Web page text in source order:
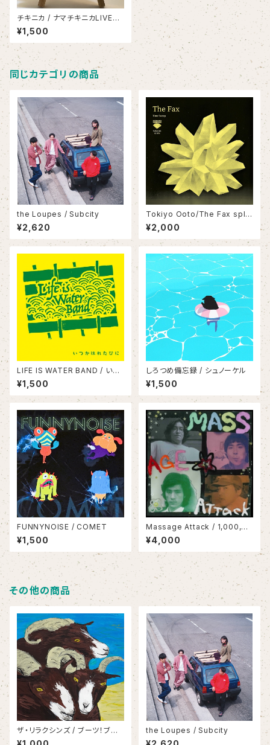
チキニカ / ナマチキニカLIVE20
19
¥1,500
同じカテゴリの商品
the Loupes / Subcity
¥2,620
Tokiyo Ooto/The Fax split
7inch
¥2,000
LIFE IS WATER BAND / いつ
かはれたひに
¥1,500
しろつめ備忘録 / シュノーケル
¥1,500
FUNNYNOISE / COMET
¥1,500
Massage Attack / 1,000,00
0,000 Attack(LP)
¥4,000
その他の商品
ザ・リラクシンズ / ブーツ！ブー
ツ！ブーツ！
the Loupes / Subcity